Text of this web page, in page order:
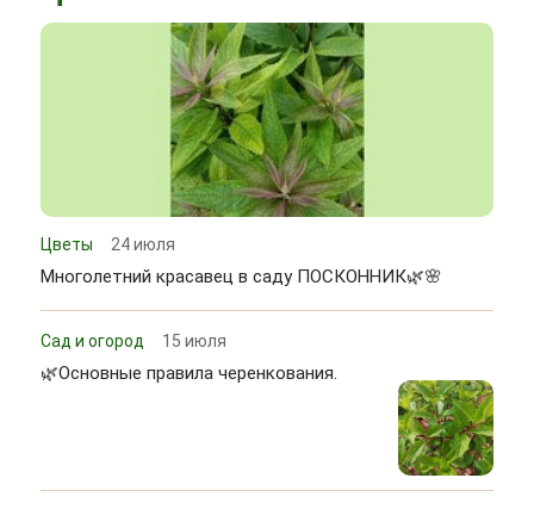
Цветы 24 июля
Многолетний красавец в саду ПОСКОННИК🌿🌸
Сад и огород 15 июля
🌿Основные правила черенкования.